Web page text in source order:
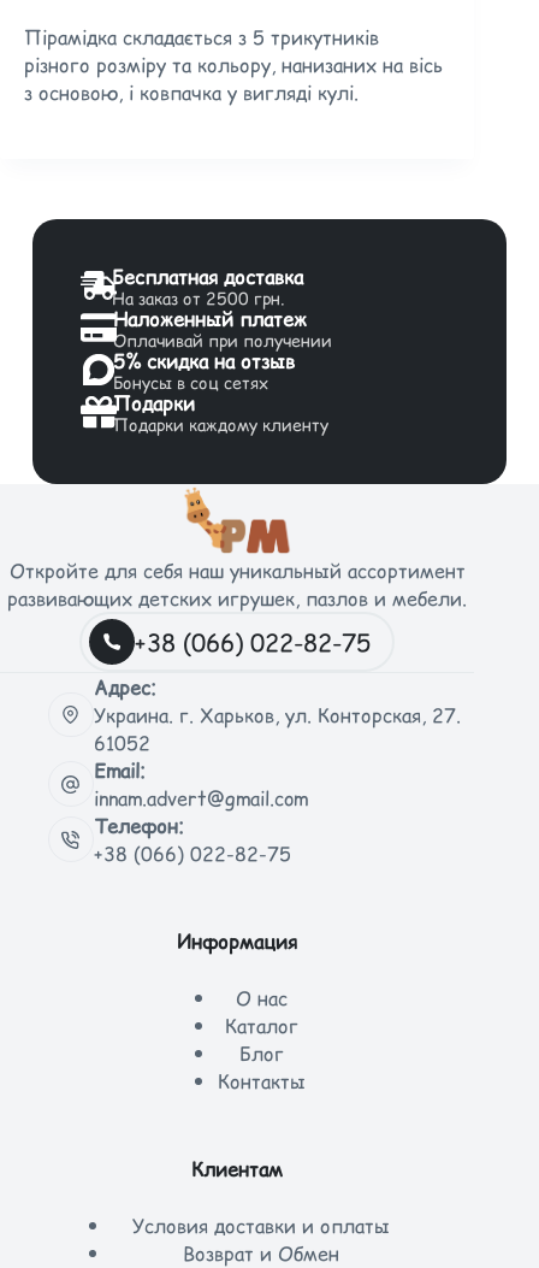
Пірамідка складається з 5 трикутників
різного розміру та кольору, нанизаних на вісь
з основою, і ковпачка у вигляді кулі.
Бесплатная доставка
На заказ от 2500 грн.
Наложенный платеж
Оплачивай при получении
5% скидка на отзыв
Бонусы в соц сетях
Подарки
Подарки каждому клиенту
Откройте для себя наш уникальный ассортимент
развивающих детских игрушек, пазлов и мебели.
+38 (066) 022-82-75
Адрес:
Украина. г. Харьков, ул. Конторская, 27.
61052
Email:
innam.advert@gmail.com
Телефон:
+38 (066) 022-82-75
Информация
О нас
Каталог
Блог
Контакты
Клиентам
Условия доставки и оплаты
Возврат и Обмен